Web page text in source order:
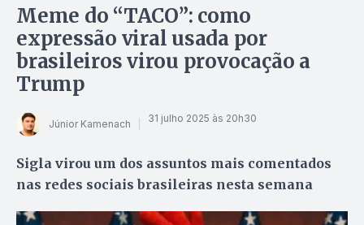
Meme do “TACO”: como
expressão viral usada por
brasileiros virou provocação a
Trump
Júnior Kamenach 31 julho 2025 às 20h30
Sigla virou um dos assuntos mais comentados
nas redes sociais brasileiras nesta semana